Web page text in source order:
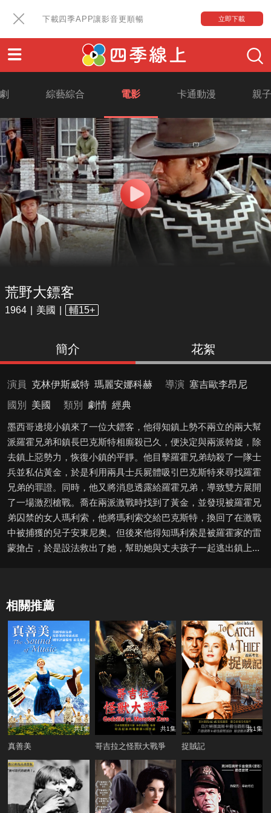
下載四季APP讓影音更順暢 立即下載
綜藝綜合 電影 卡通動漫 親
荒野大鏢客
1964 美國 輔15+
簡介 花絮
演員 克林伊斯威特 瑪麗安娜科赫 導演 塞吉歐李昂尼
國別
美國 類別 劇情 經典
墨西哥邊境小鎮來了一位大鏢客，他得知鎮上勢不兩立的兩大幫
派羅霍兄弟和鎮長巴克斯特相廝殺已久，便決定與兩派斡旋，除
去鎮上惡勢力，恢復小鎮的平靜。他目擊羅霍兄弟劫殺了一隊士
兵並私佔黃金，於是利用兩具士兵屍體吸引巴克斯特來尋找羅霍
兄弟的罪證。同時，他又將消息透露給羅霍兄弟，導致雙方展開
了一場激烈槍戰。喬在兩派激戰時找到了黃金，並發現被羅霍兄
弟囚禁的女人瑪利索，他將瑪利索交給巴克斯特，換回了在激戰
中被捕獲的兒子安東尼奧。但後​​來他得知瑪利索是被羅霍家的雷
蒙搶占，於是設法救出了她，幫助她與丈夫孩子一起逃出鎮上...
相關推薦
共1集
真善美
共1集
哥吉拉之怪獸大戰爭
共1集
捉賊記